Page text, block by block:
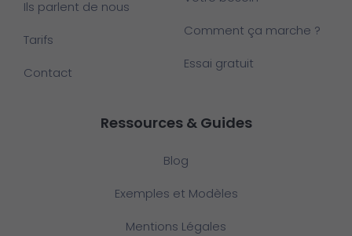
Ils parlent de nous
Tarifs
Contact
Comment ça marche ?
Essai gratuit
Ressources & Guides
Blog
Exemples et Modèles
Mentions Légales